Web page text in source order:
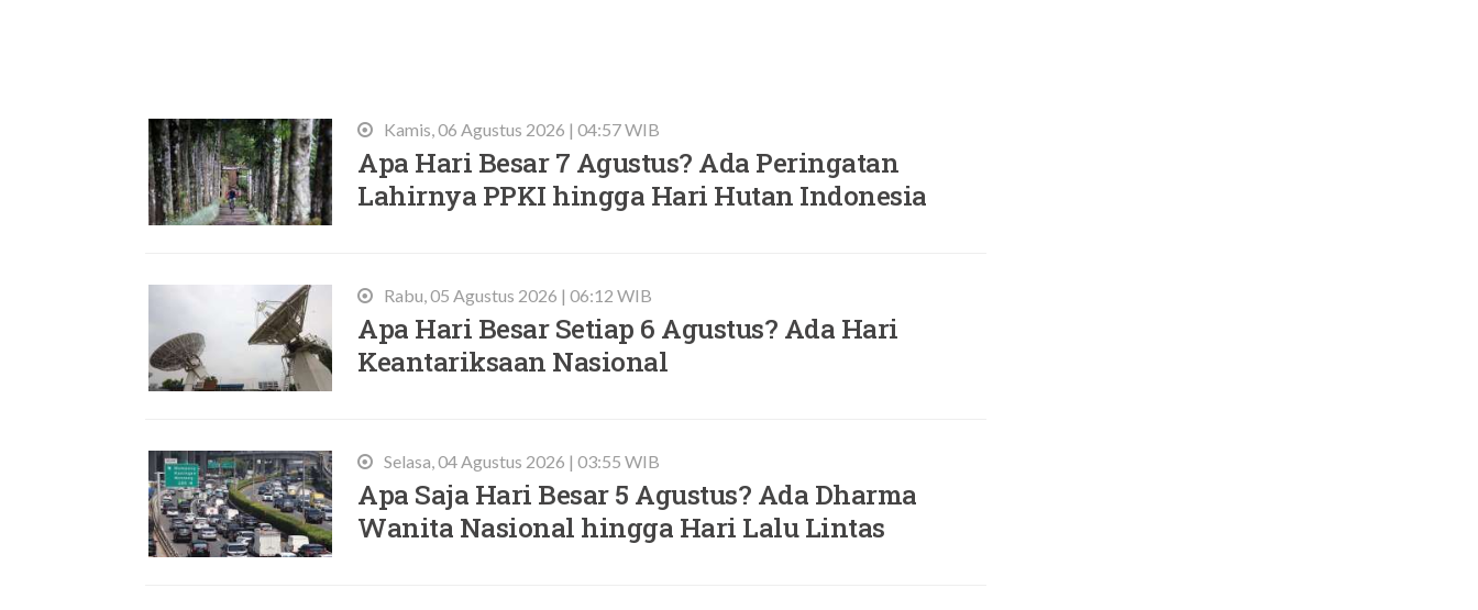
Kamis, 06 Agustus 2026 | 04:57 WIB
Apa Hari Besar 7 Agustus? Ada Peringatan
Lahirnya PPKI hingga Hari Hutan Indonesia
Rabu, 05 Agustus 2026 | 06:12 WIB
Apa Hari Besar Setiap 6 Agustus? Ada Hari
Keantariksaan Nasional
Selasa, 04 Agustus 2026 | 03:55 WIB
Apa Saja Hari Besar 5 Agustus? Ada Dharma
Wanita Nasional hingga Hari Lalu Lintas